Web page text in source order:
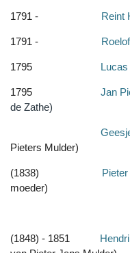
1791 - Reint
1791 - Roelof
1795
1795 Jan
de Zathe)
Pieters Mulder)
(1838)
moeder)
(1848) - 1851